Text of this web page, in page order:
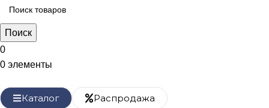
Поиск
0
0 элементы
Каталог
Распродажа